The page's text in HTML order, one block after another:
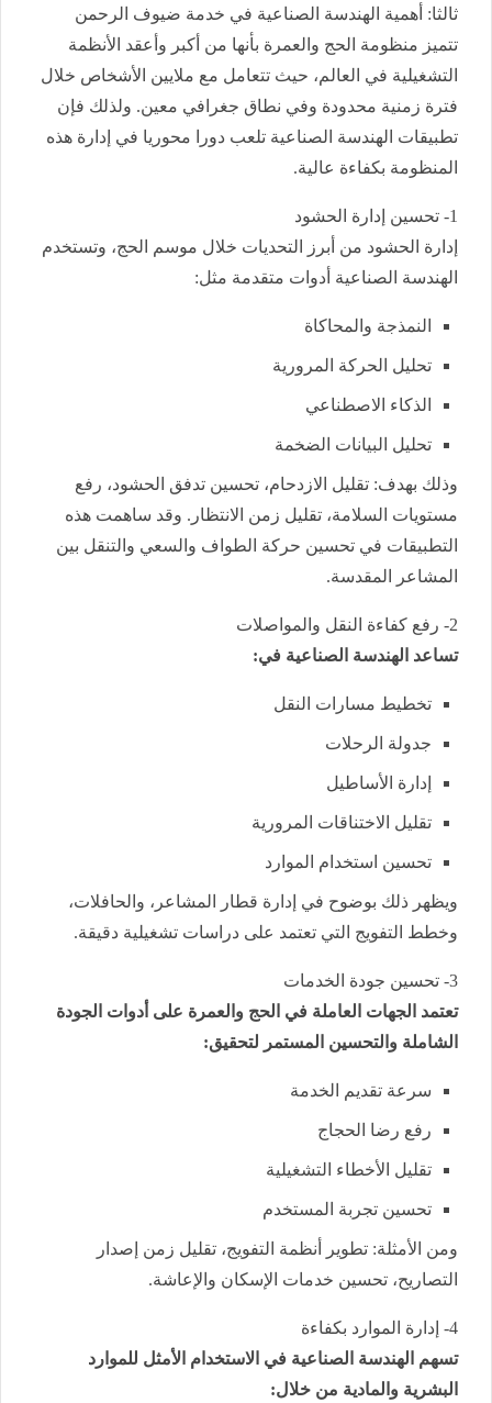
ثالثا: أهمية الهندسة الصناعية في خدمة ضيوف الرحمن
تتميز منظومة الحج والعمرة بأنها من أكبر وأعقد الأنظمة
التشغيلية في العالم، حيث تتعامل مع ملايين الأشخاص خلال
فترة زمنية محدودة وفي نطاق جغرافي معين. ولذلك فإن
تطبيقات الهندسة الصناعية تلعب دورا محوريا في إدارة هذه
المنظومة بكفاءة عالية.
1- تحسين إدارة الحشود
إدارة الحشود من أبرز التحديات خلال موسم الحج، وتستخدم
الهندسة الصناعية أدوات متقدمة مثل:
النمذجة والمحاكاة
تحليل الحركة المرورية
الذكاء الاصطناعي
تحليل البيانات الضخمة
وذلك بهدف: تقليل الازدحام، تحسين تدفق الحشود، رفع
مستويات السلامة، تقليل زمن الانتظار. وقد ساهمت هذه
التطبيقات في تحسين حركة الطواف والسعي والتنقل بين
المشاعر المقدسة.
2- رفع كفاءة النقل والمواصلات
تساعد الهندسة الصناعية في:
تخطيط مسارات النقل
جدولة الرحلات
إدارة الأساطيل
تقليل الاختناقات المرورية
تحسين استخدام الموارد
ويظهر ذلك بوضوح في إدارة قطار المشاعر، والحافلات،
وخطط التفويج التي تعتمد على دراسات تشغيلية دقيقة.
3- تحسين جودة الخدمات
تعتمد الجهات العاملة في الحج والعمرة على أدوات الجودة
الشاملة والتحسين المستمر لتحقيق:
سرعة تقديم الخدمة
رفع رضا الحجاج
تقليل الأخطاء التشغيلية
تحسين تجربة المستخدم
ومن الأمثلة: تطوير أنظمة التفويج، تقليل زمن إصدار
التصاريح، تحسين خدمات الإسكان والإعاشة.
4- إدارة الموارد بكفاءة
تسهم الهندسة الصناعية في الاستخدام الأمثل للموارد
البشرية والمادية من خلال: